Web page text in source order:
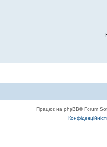
Працює на phpBB® Forum